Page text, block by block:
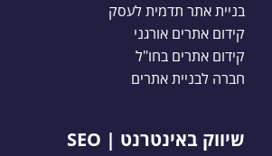
בניית אתר תדמית לעסק
קידום אתרים אורגני
קידום אתרים בחו"ל
חברה לבניית אתרים
שיווק באינטרנט | SEO